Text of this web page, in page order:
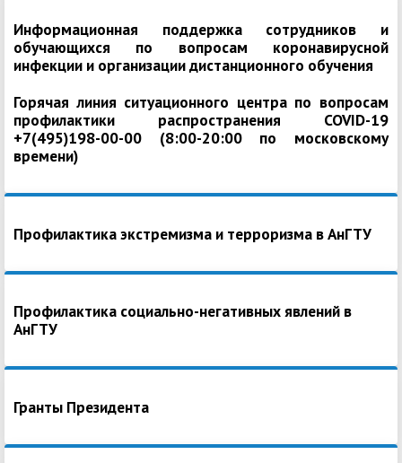
Информационная поддержка сотрудников и
обучающихся по вопросам коронавирусной
инфекции и организации дистанционного обучения
Горячая линия ситуационного центра по вопросам
профилактики распространения COVID-19
+7(495)198-00-00 (8:00-20:00 по московскому
времени)
Профилактика экстремизма и терроризма в АнГТУ
Профилактика социально-негативных явлений в
АнГТУ
Гранты Президента